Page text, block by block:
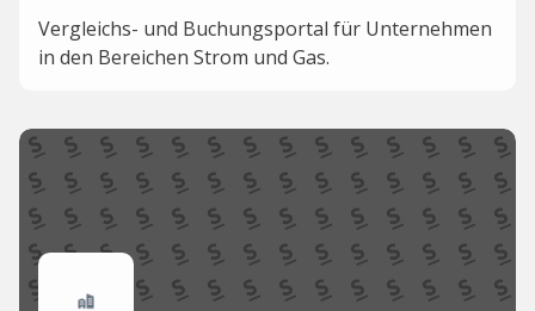
Vergleichs- und Buchungsportal für Unternehmen
in den Bereichen Strom und Gas.